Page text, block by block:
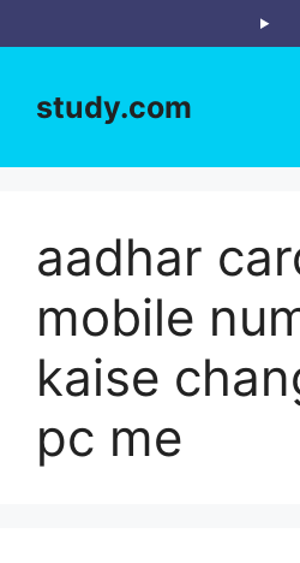
to
study.com
aadhar
mobile
kaise
pc me